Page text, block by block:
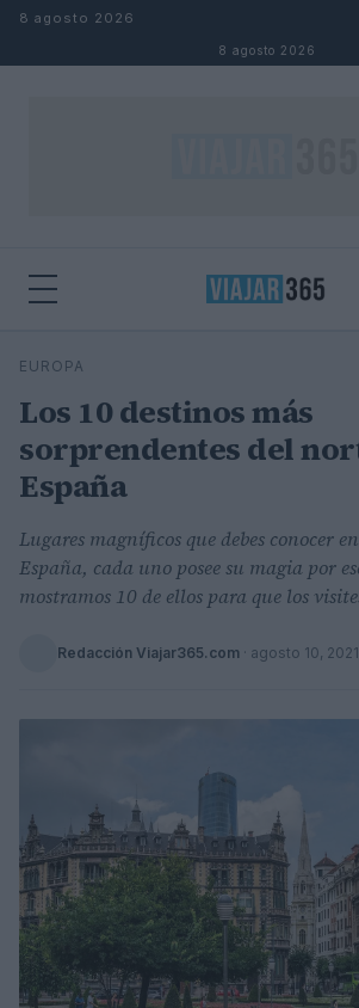
Saltar al contenido
8 agosto 2026
8 agosto 2026
Buscar
EUROPA
Los 10 destinos más
sorprendentes del
España
Lugares magníficos que debes conocer
España, cada uno posee su magia por
mostramos 10 de ellos para que los
Redacción Viajar365.com · agosto 10, 2021